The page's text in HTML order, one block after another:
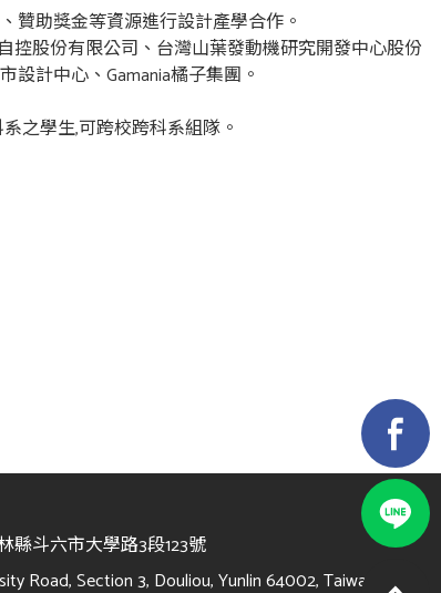
贊助獎金等資源進行設計產學合作。
股份有限公司、台灣山葉發動機研究開發中心股份
計中心、Gamania橘子集團。
之學生,可跨校跨科系組隊。
縣斗六市大學路3段123號
Road, Section 3, Douliou, Yunlin 64002, Taiwan, R.O.C.